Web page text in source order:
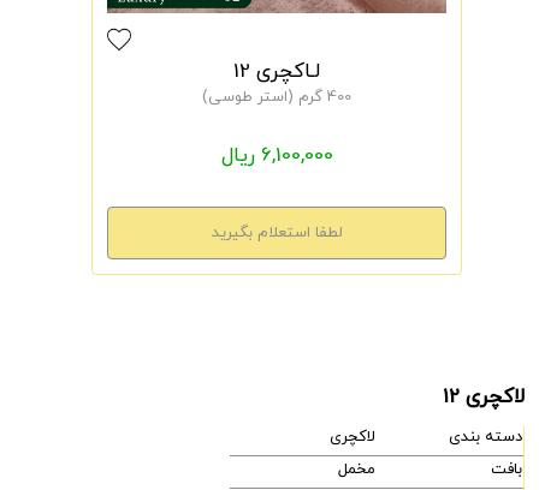
لـاکچری 12
400 گرم (استر طوسی)
6,100,000 ریال
لاکچری 12
دسته بندی
لاکچری
بافت
مخمل